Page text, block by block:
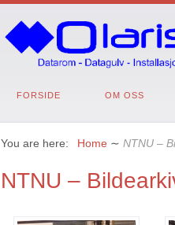
FORSIDE OM OSS
You are here: Home ∼ NTNU –
NTNU –